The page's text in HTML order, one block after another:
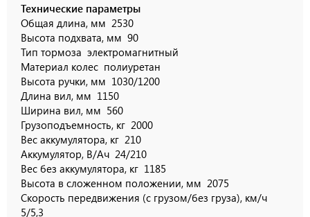
Технические параметры
Общая длина, мм 2530
Высота подхвата, мм 90
Тип тормоза электромагнитный
Материал колес полиуретан
Высота ручки, мм 1030/1200
Длина вил, мм 1150
Ширина вил, мм 560
Грузоподъемность, кг 2000
Вес аккумулятора, кг 210
Аккумулятор, В/Ач 24/210
Вес без аккумулятора, кг 1185
Высота в сложенном положении, мм 2075
Скорость передвижения (с грузом/без груза), км/ч
5/5,3